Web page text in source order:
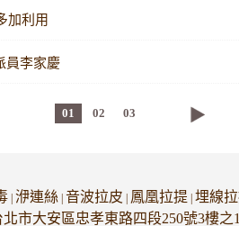
加利用
員李家慶
01 02 03
洢連絲 音波拉皮 鳳凰拉提 埋線
北市大安區忠孝東路四段250號3樓之